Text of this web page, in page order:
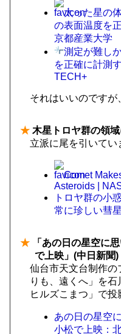
太った星の
の表面温度を
京都産業大学
測定が難し
を正確に計測
TECH+
それはいいのです
★ 木星トロヤ群の領
立派に尾を引いてい
Comet
Asteroids |
トロヤ群の小
常に珍しい彗
★ 「あの日の星空に
で上映」(中日新聞)
仙台市天文台制作の
りも、遠くへ」を
ヒルズこまつ」で投
あの日の星空
小松で上映：